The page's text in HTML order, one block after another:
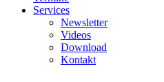
Services
Newsletter
Videos
Download
Kontakt